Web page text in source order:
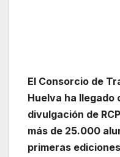
El Consorcio de
Huelva ha llegado
divulgación de
más de 25.000
primeras